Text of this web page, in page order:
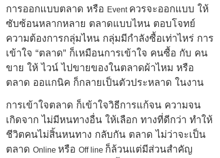
การออกแบบตลาด หรือ Event ควรจะออกแบบ ให้
ซับซ้อนหลากหลาย ตลาดแบบไหน ตอบโจทย์
ความต้องการกลุ่มไหน กลุ่มมีกำลังซื้อเท่าไหร่ การ
เข้าใจ “ตลาด” ก็เหมือนการเข้าใจ คนซื้อ กับ คน
ขาย ให้ ไวน์ ไปขายของในตลาดผ้าไหม หรือ
ตลาด ออแกนิค ก็กลายเป็นตัวประหลาด ในงาน
การเข้าใจตลาด ก็เข้าใจวิธีการแก้จน ความจน
เกิดจาก ไม่มีหนทางอื่น ให้เลือก ทางที่ดีกว่า ทำให้
ชีวิตคนไม่สิ้นหนทาง กลับกัน ตลาด ไม่ว่าจะเป็น
ตลาด Online หรือ Off line ก็ล้วนแต่มีส่วนสำคัญ